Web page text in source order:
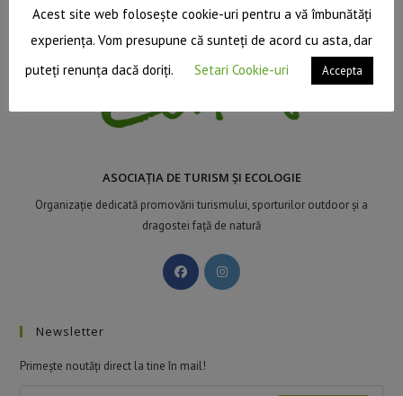
ASOCIAȚIA DE TURISM ȘI ECOLOGIE
Organizație dedicată promovării turismului, sporturilor outdoor și a
dragostei față de natură
Newsletter
Primește noutăți direct la tine în mail!
Acest site web folosește cookie-uri pentru a vă îmbunătăți
experiența. Vom presupune că sunteți de acord cu asta, dar
puteți renunța dacă doriți.
Setari Cookie-uri Accepta